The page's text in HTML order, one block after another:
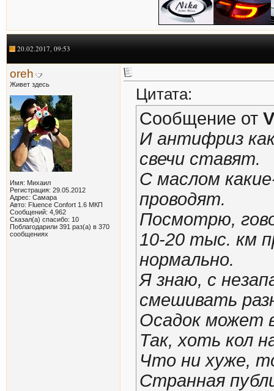
20.02.2017, 09:53
oreh
Живет здесь
Имя: Михаил
Регистрация: 29.05.2012
Адрес: Самара
Авто: Fluence Confort 1.6 МКП
Сообщений: 4,962
Сказал(а) спасибо: 10
Поблагодарили 391 раз(а) в 370
сообщениях
Цитата:
Сообщение от
И антифриз
свечи ставят.
С маслом
проводят.
Посмотрю,
10-20 тыс. км
нормально.
Я знаю, с
смешивать
Осадок может
Так, хоть кол
Что ни хуже,
Странная